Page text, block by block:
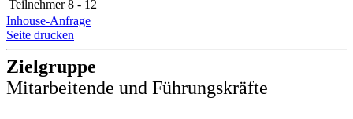
Teilnehmer 8 - 12
Inhouse-Anfrage
Seite drucken
Zielgruppe
Mitarbeitende und Führungskräfte